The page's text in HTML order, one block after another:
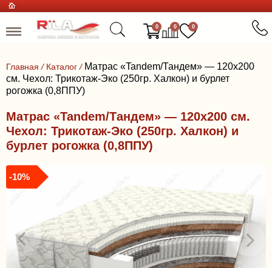
0 0 0
Главная / Каталог / Матрас «Tandem/Тандем» — 120x200
см. Чехол: Трикотаж-Эко (250гр. Халкон) и бурлет
рогожка (0,8ППУ)
Матрас «Tandem/Тандем» — 120x200 см.
Чехол: Трикотаж-Эко (250гр. Халкон) и
бурлет рогожка (0,8ППУ)
-10%